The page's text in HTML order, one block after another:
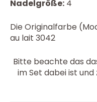
Nadelgröße: 4
Die Originalfarbe
au lait 3042
Bitte beachte das
im Set dabei ist